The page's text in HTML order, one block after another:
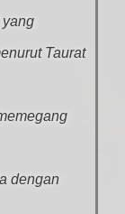
Taurat
dengan